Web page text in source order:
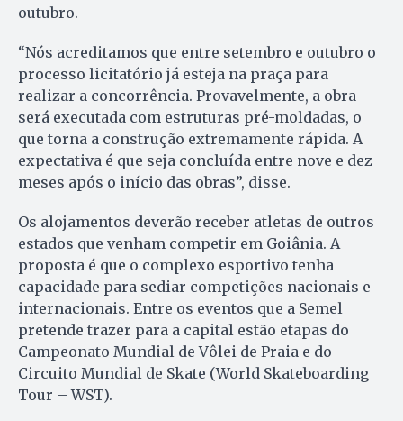
outubro.
“Nós acreditamos que entre setembro e outubro o
processo licitatório já esteja na praça para
realizar a concorrência. Provavelmente, a obra
será executada com estruturas pré-moldadas, o
que torna a construção extremamente rápida. A
expectativa é que seja concluída entre nove e dez
meses após o início das obras”, disse.
Os alojamentos deverão receber atletas de outros
estados que venham competir em Goiânia. A
proposta é que o complexo esportivo tenha
capacidade para sediar competições nacionais e
internacionais. Entre os eventos que a Semel
pretende trazer para a capital estão etapas do
Campeonato Mundial de Vôlei de Praia e do
Circuito Mundial de Skate (World Skateboarding
Tour – WST).